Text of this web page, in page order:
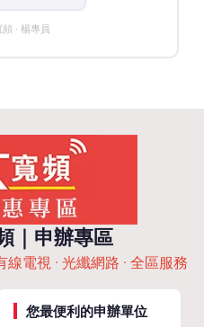
· 楊專員
｜申辦專區
線電視 · 光纖網路 · 全區服務
您最便利的申辦單位